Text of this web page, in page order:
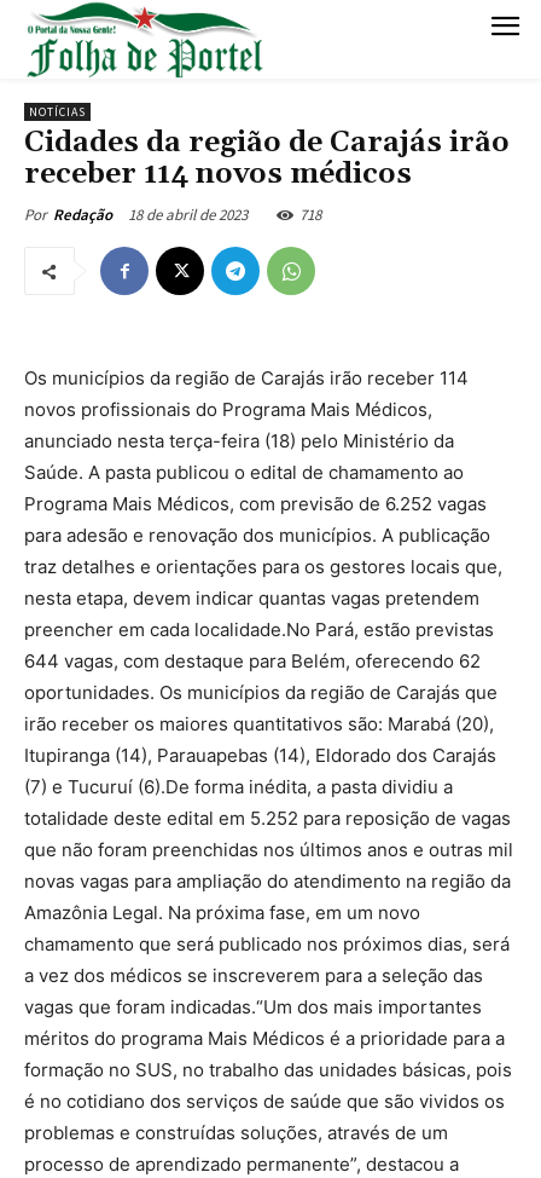
NOTÍCIAS
Cidades da região de Carajás irão
receber 114 novos médicos
Por Redação 18 de abril de 2023 718
Os municípios da região de Carajás irão receber 114
novos profissionais do Programa Mais Médicos,
anunciado nesta terça-feira (18) pelo Ministério da
Saúde. A pasta publicou o edital de chamamento ao
Programa Mais Médicos, com previsão de 6.252 vagas
para adesão e renovação dos municípios. A publicação
traz detalhes e orientações para os gestores locais que,
nesta etapa, devem indicar quantas vagas pretendem
preencher em cada localidade.No Pará, estão previstas
644 vagas, com destaque para Belém, oferecendo 62
oportunidades. Os municípios da região de Carajás que
irão receber os maiores quantitativos são: Marabá (20),
Itupiranga (14), Parauapebas (14), Eldorado dos Carajás
(7) e Tucuruí (6).De forma inédita, a pasta dividiu a
totalidade deste edital em 5.252 para reposição de vagas
que não foram preenchidas nos últimos anos e outras mil
novas vagas para ampliação do atendimento na região da
Amazônia Legal. Na próxima fase, em um novo
chamamento que será publicado nos próximos dias, será
a vez dos médicos se inscreverem para a seleção das
vagas que foram indicadas.“Um dos mais importantes
méritos do programa Mais Médicos é a prioridade para a
formação no SUS, no trabalho das unidades básicas, pois
é no cotidiano dos serviços de saúde que são vividos os
problemas e construídas soluções, através de um
processo de aprendizado permanente”, destacou a